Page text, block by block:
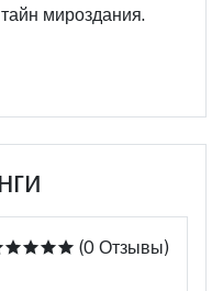
мироздания.
(0 Отзывы)